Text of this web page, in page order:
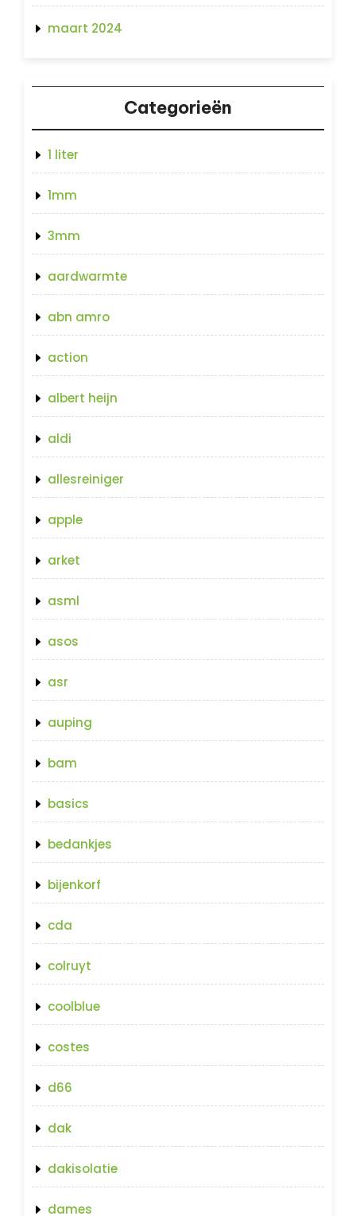
maart 2024
Categorieën
1 liter
1mm
3mm
aardwarmte
abn amro
action
albert heijn
aldi
allesreiniger
apple
arket
asml
asos
asr
auping
bam
basics
bedankjes
bijenkorf
cda
colruyt
coolblue
costes
d66
dak
dakisolatie
dames